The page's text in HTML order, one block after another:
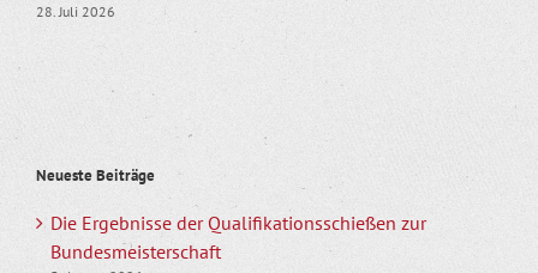
28. Juli 2026
Neueste Beiträge
Die Ergebnisse der Qualifikationsschießen zur
Bundesmeisterschaft